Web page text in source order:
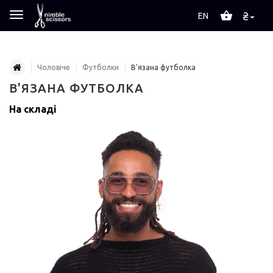
₴
EN
Чоловіче Футболки В'язана футболка
В'ЯЗАНА ФУТБОЛКА
На складі